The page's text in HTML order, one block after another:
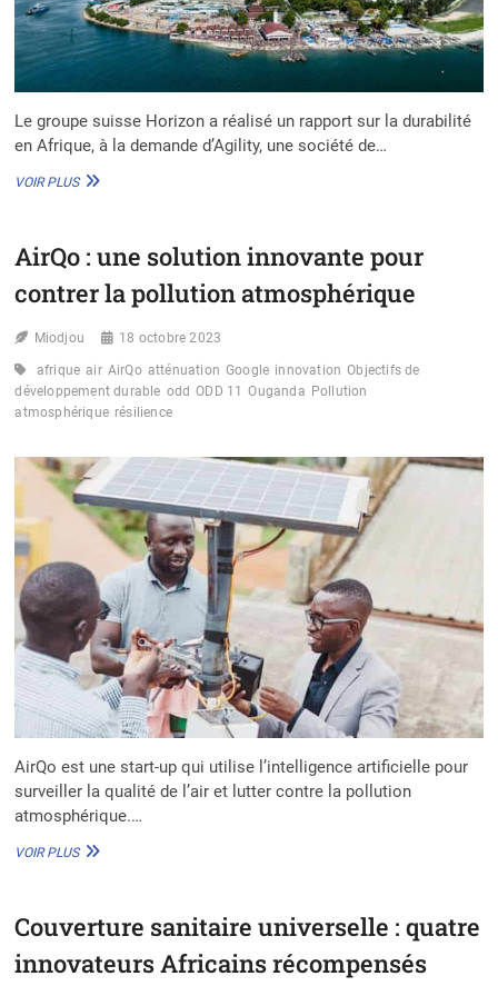
Le groupe suisse Horizon a réalisé un rapport sur la durabilité
en Afrique, à la demande d’Agility, une société de…
VOIR PLUSLEADERS
DURABILITÉ
L’AFRIQUE
SUD
L’ÉGYPTE
EN
TÊTE
CLASSEMENT
2023
AirQo : une solution innovante pour
contrer la pollution atmosphérique
Miodjou 18 octobre 2023
afrique air AirQo atténuation Google innovation Objectifs de
développement durable odd ODD 11 Ouganda Pollution
atmosphérique résilience
AirQo est une start-up qui utilise l’intelligence artificielle pour
surveiller la qualité de l’air et lutter contre la pollution
atmosphérique.…
VOIR PLUSAIRQO
INNOVANTE
CONTRER
Couverture sanitaire universelle : quatre
innovateurs Africains récompensés